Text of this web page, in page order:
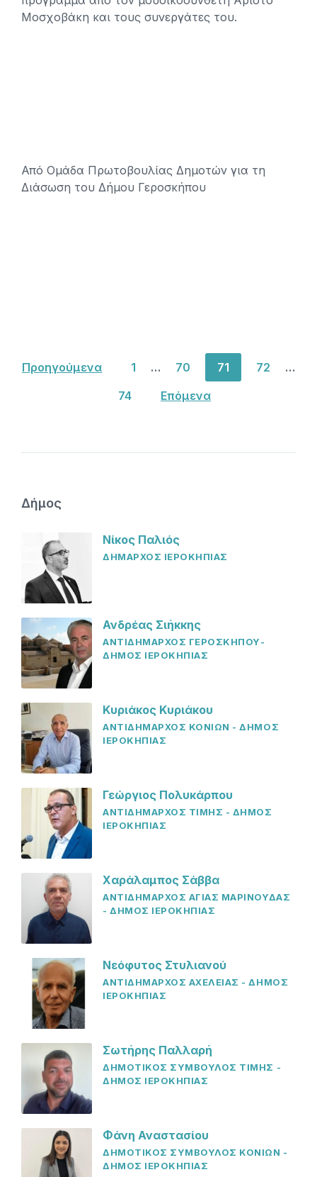
Μοσχοβάκη και τους συνεργάτες του.
Από Ομάδα Πρωτοβουλίας Δημοτών για τη
Διάσωση του Δήμου Γεροσκήπου
Σελιδοποίηση
Προηγούμενα 1 … 70 71 72
…
74
Επόμενα
Δήμος
Νίκος Παλιός
ΔΗΜΑΡΧΟΣ ΙΕΡΟΚΗΠΙΑΣ
Ανδρέας Σιήκκης
ΑΝΤΙΔΗΜΑΡΧΟΣ ΓΕΡΟΣΚΗΠΟΥ-
ΔΗΜΟΣ ΙΕΡΟΚΗΠΙΑΣ
Κυριάκος Κυριάκου
ΑΝΤΙΔΗΜΑΡΧΟΣ ΚΟΝΙΩΝ - ΔΗΜΟΣ
ΙΕΡΟΚΗΠΙΑΣ
Γεώργιος Πολυκάρπου
ΑΝΤΙΔΗΜΑΡΧΟΣ ΤΙΜΗΣ - ΔΗΜΟΣ
ΙΕΡΟΚΗΠΙΑΣ
Χαράλαμπος Σάββα
ΑΝΤΙΔΗΜΑΡΧΟΣ ΑΓΙΑΣ ΜΑΡΙΝΟΥΔΑΣ
- ΔΗΜΟΣ ΙΕΡΟΚΗΠΙΑΣ
Νεόφυτος Στυλιανού
ΑΝΤΙΔΗΜΑΡΧΟΣ ΑΧΕΛΕΙΑΣ - ΔΗΜΟΣ
ΙΕΡΟΚΗΠΙΑΣ
Σωτήρης Παλλαρή
ΔΗΜΟΤΙΚΟΣ ΣΥΜΒΟΥΛΟΣ ΤΙΜΗΣ -
ΔΗΜΟΣ ΙΕΡΟΚΗΠΙΑΣ
Φάνη Αναστασίου
ΔΗΜΟΤΙΚΟΣ ΣΥΜΒΟΥΛΟΣ ΚΟΝΙΩΝ -
ΔΗΜΟΣ ΙΕΡΟΚΗΠΙΑΣ